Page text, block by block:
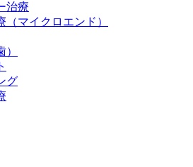
治療
（マイクロエンド）
グ